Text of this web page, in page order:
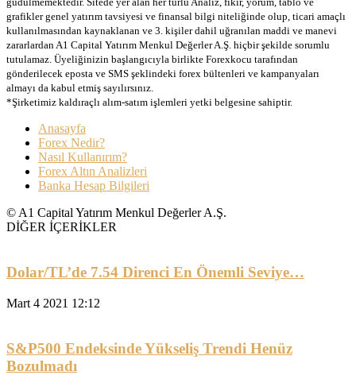
grafikler genel yatırım tavsiyesi ve finansal bilgi niteliğinde olup, ticari amaçlı
kullanılmasından kaynaklanan ve 3. kişiler dahil uğranılan maddi ve manevi
zararlardan A1 Capital Yatırım Menkul Değerler A.Ş. hiçbir şekilde sorumlu
tutulamaz. Üyeliğinizin başlangıcıyla birlikte Forexkocu tarafından
gönderilecek eposta ve SMS şeklindeki forex bültenleri ve kampanyaları
almayı da kabul etmiş sayılırsınız.
*Şirketimiz kaldıraçlı alım-satım işlemleri yetki belgesine sahiptir.
Anasayfa
Forex Nedir?
Nasıl Kullanırım?
Forex Altın Analizleri
Banka Hesap Bilgileri
© A1 Capital Yatırım Menkul Değerler A.Ş.
DİĞER İÇERİKLER
Dolar/TL’de 7.54 Direnci En Önemli Seviye…
Mart 4 2021 12:12
S&P500 Endeksinde Yükseliş Trendi Henüz
Bozulmadı